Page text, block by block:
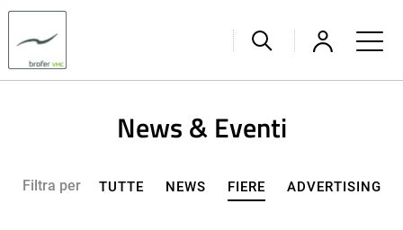
News & Eventi
Filtra per TUTTE NEWS FIERE ADVERTISING